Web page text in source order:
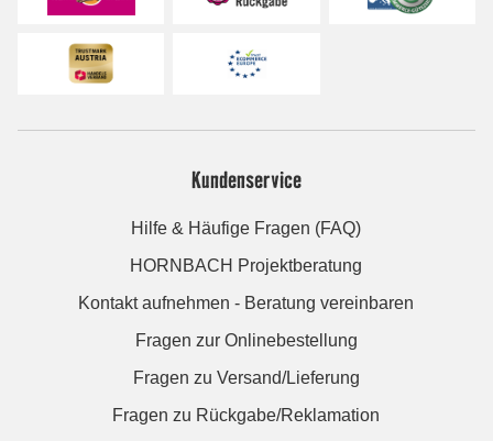
Kundenservice
Hilfe & Häufige Fragen (FAQ)
HORNBACH Projektberatung
Kontakt aufnehmen - Beratung vereinbaren
Fragen zur Onlinebestellung
Fragen zu Versand/Lieferung
Fragen zu Rückgabe/Reklamation